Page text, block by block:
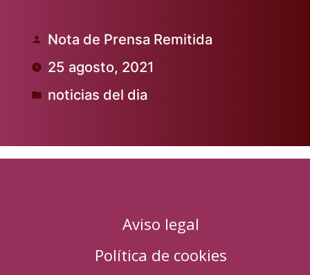
Publicado
por
Nota de Prensa Remitida
25 agosto, 2021
Publicado
noticias del dia
Aviso legal
Política de cookies